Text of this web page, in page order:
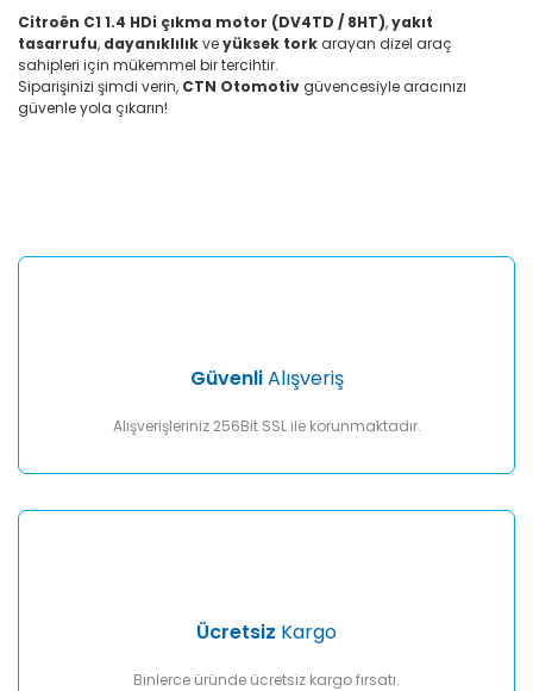
Citroën C1 1.4 HDi çıkma motor (DV4TD / 8HT),yakıt
tasarrufu, dayanıklılıkveyüksek torkarayan dizel araç
sahipleri için mükemmel bir tercihtir.
Siparişinizi şimdi verin, CTN Otomotivgüvencesiyle aracınızı
güvenle yola çıkarın!
Yorum Yaz
Ürün fiyatı diğer sitelerden daha pahalı.
GüvenliAlışveriş
Alışverişleriniz 256Bit SSL ile korunmaktadır.
Ücretsiz Kargo
Binlerce üründe ücretsiz kargo fırsatı.